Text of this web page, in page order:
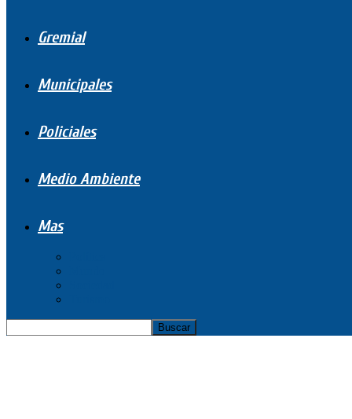
Gremial
Municipales
Policiales
Medio Ambiente
Mas